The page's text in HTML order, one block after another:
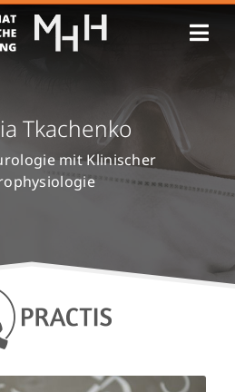
Tkachenko
mit Klinischer